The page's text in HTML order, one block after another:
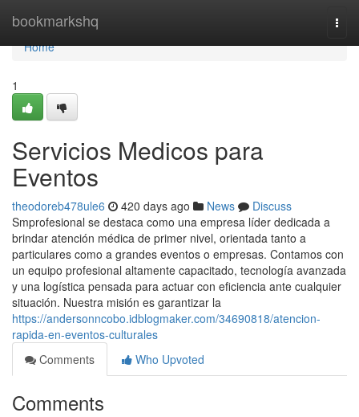
bookmarkshq
Home
Home
1
Servicios Medicos para
Eventos
theodoreb478ule6 420 days ago News
Discuss
Smprofesional se destaca como una empresa líder dedicada a
brindar atención médica de primer nivel, orientada tanto a
particulares como a grandes eventos o empresas. Contamos con
un equipo profesional altamente capacitado, tecnología avanzada
y una logística pensada para actuar con eficiencia ante cualquier
situación. Nuestra misión es garantizar la
https://andersonncobo.idblogmaker.com/34690818/atencion-
rapida-en-eventos-culturales
Comments
Who Upvoted
Comments